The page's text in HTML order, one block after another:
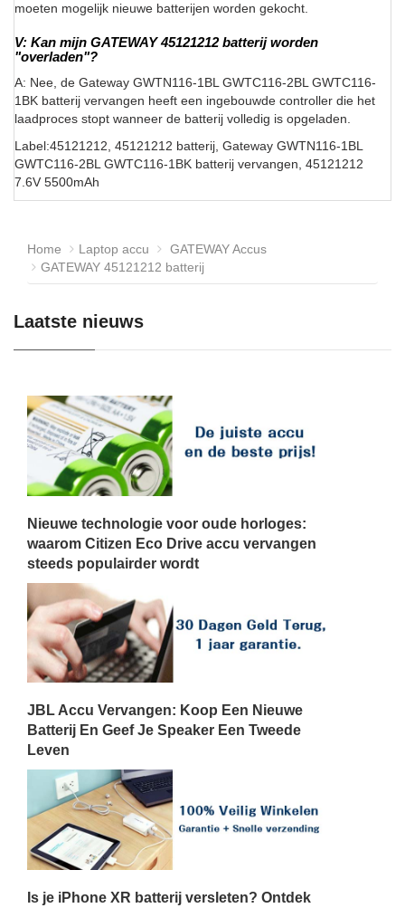
moeten mogelijk nieuwe batterijen worden gekocht.
V: Kan mijn GATEWAY 45121212 batterij worden
"overladen"?
A: Nee, de Gateway GWTN116-1BL GWTC116-2BL GWTC116-
1BK batterij vervangen heeft een ingebouwde controller die het
laadproces stopt wanneer de batterij volledig is opgeladen.
Label:45121212, 45121212 batterij, Gateway GWTN116-1BL
GWTC116-2BL GWTC116-1BK batterij vervangen, 45121212
7.6V 5500mAh
Home Laptop accu
GATEWAY Accus
GATEWAY 45121212 batterij
Laatste nieuws
Nieuwe technologie voor oude horloges:
waarom Citizen Eco Drive accu vervangen
steeds populairder wordt
JBL Accu Vervangen: Koop Een Nieuwe
Batterij En Geef Je Speaker Een Tweede
Leven
Is je iPhone XR batterij versleten? Ontdek